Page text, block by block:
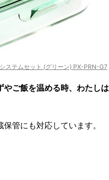
ステムセット (グリーン) PX-PRN-G7
ご飯を温める時、わたし
管にも対応しています。